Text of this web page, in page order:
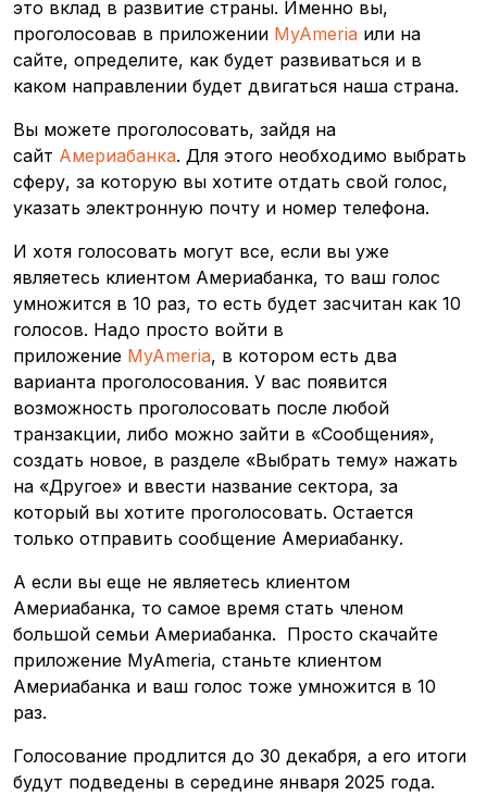
это вклад в развитие страны. Именно вы,
проголосовав в приложении MyAmeria или на
сайте, определите, как будет развиваться и в
каком направлении будет двигаться наша страна.
Вы можете проголосовать, зайдя на
сайт Америабанка. Для этого необходимо выбрать
сферу, за которую вы хотите отдать свой голос,
указать электронную почту и номер телефона.
И хотя голосовать могут все, если вы уже
являетесь клиентом Америабанка, то ваш голос
умножится в 10 раз, то есть будет засчитан как 10
голосов. Надо просто войти в
приложение MyAmeria, в котором есть два
варианта проголосования. У вас появится
возможность проголосовать после любой
транзакции, либо можно зайти в «Сообщения»,
создать новое, в разделе «Выбрать тему» нажать
на «Другое» и ввести название сектора, за
который вы хотите проголосовать. Остается
только отправить сообщение Америабанку.
А если вы еще не являетесь клиентом
Америабанка, то самое время стать членом
большой семьи Америабанка. Просто скачайте
приложение MyAmeria, станьте клиентом
Америабанка и ваш голос тоже умножится в 10
раз.
Голосование продлится до 30 декабря, а его итоги
будут подведены в середине января 2025 года.